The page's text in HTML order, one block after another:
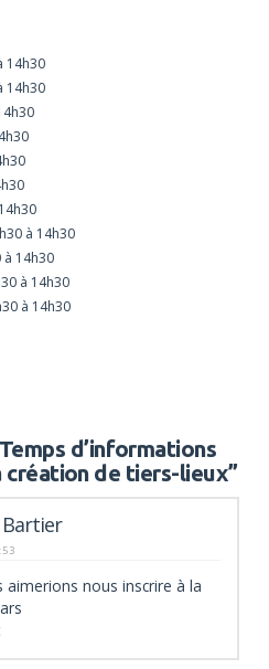
14h30
14h30
à 14h30
14h30
à 14h30
à 14h30
d’informations
création de tiers-lieux”
Bartier
nous inscrire à la